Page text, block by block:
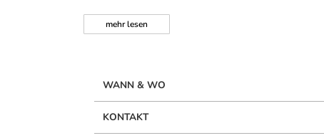
mehrlesen
WANN & WO
KONTAKT